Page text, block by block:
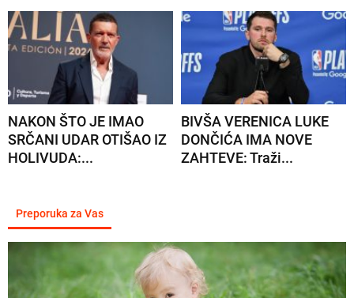
NAKON ŠTO JE IMAO
SRČANI UDAR OTIŠAO IZ
HOLIVUDA:...
BIVŠA VERENICA LUKE
DONČIĆA IMA NOVE
ZAHTEVE: Traži...
Preporuka za Vas